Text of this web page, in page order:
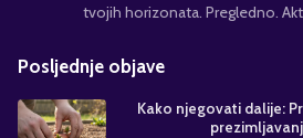
tvojih horizonata. Pregledno.
Posljednje objave
Kako njegovati dalije: